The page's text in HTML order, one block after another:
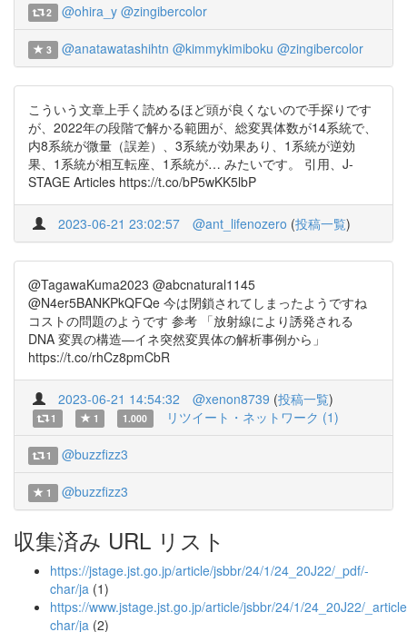
2 @ohira_y @zingibercolor
3 @anatawatashihtn @kimmykimiboku @zingibercolor
こういう文章上手く読めるほど頭が良くないので手探りです
が、2022年の段階で解かる範囲が、総変異体数が14系統で、
内8系統が微量（誤差）、3系統が効果あり、1系統が逆効
果、1系統が相互転座、1系統が… みたいです。 引用、J-
STAGE Articles https://t.co/bP5wKK5lbP
2023-06-21 23:02:57 @ant_lifenozero (投稿一覧)
@TagawaKuma2023 @abcnatural1145
@N4er5BANKPkQFQe 今は閉鎖されてしまったようですね
コストの問題のようです 参考 「放射線により誘発される
DNA 変異の構造―イネ突然変異体の解析事例から」
https://t.co/rhCz8pmCbR
2023-06-21 14:54:32 @xenon8739 (投稿一覧)
1 1 1.000 リツイート・ネットワーク (1)
1 @buzzfizz3
1 @buzzfizz3
収集済み URL リスト
https://jstage.jst.go.jp/article/jsbbr/24/1/24_20J22/_pdf/-
char/ja (1)
https://www.jstage.jst.go.jp/article/jsbbr/24/1/24_20J22/
char/ja (2)